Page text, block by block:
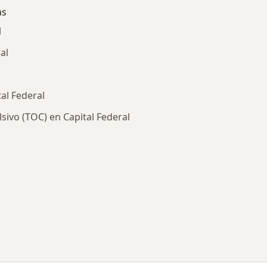
Federal
(TOC) en Capital Federal